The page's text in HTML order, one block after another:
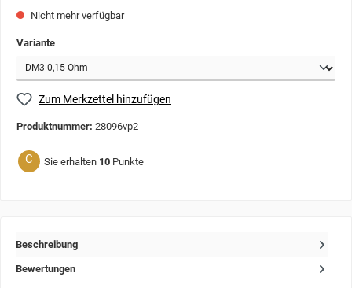
Nicht mehr verfügbar
Variante
Zum Merkzettel hinzufügen
Produktnummer: 28096vp2
C Sie erhalten 10 Punkte
Beschreibung
Bewertungen